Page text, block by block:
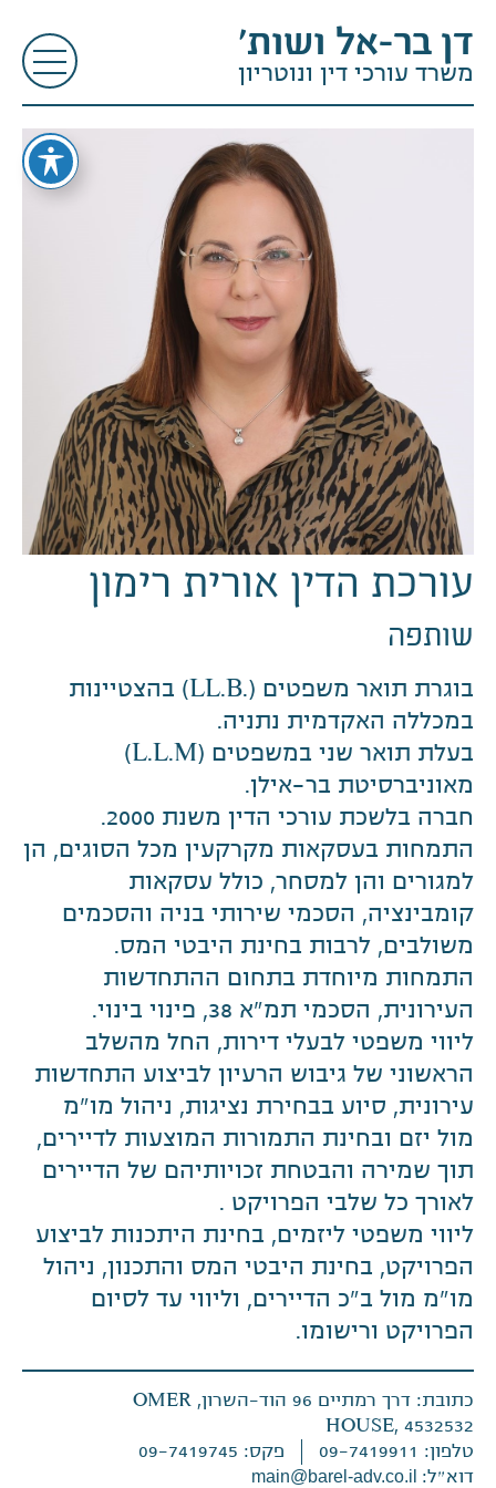
דן בר-אל ושות׳
משרד עורכי דין ונוטריון
עורכת הדין אורית רימון
שותפה
בוגרת תואר משפטים (.LL.B) בהצטיינות
במכללה האקדמית נתניה.
בעלת תואר שני במשפטים (L.L.M)
מאוניברסיטת בר-אילן.
חברה בלשכת עורכי הדין משנת 2000.
התמחות בעסקאות מקרקעין מכל הסוגים, הן
למגורים והן למסחר, כולל עסקאות
קומבינציה, הסכמי שירותי בניה והסכמים
משולבים, לרבות בחינת היבטי המס.
התמחות מיוחדת בתחום ההתחדשות
העירונית, הסכמי תמ"א 38, פינוי בינוי.
ליווי משפטי לבעלי דירות, החל מהשלב
הראשוני של גיבוש הרעיון לביצוע התחדשות
עירונית, סיוע בבחירת נציגות, ניהול מו"מ
מול יזם ובחינת התמורות המוצעות לדיירים,
תוך שמירה והבטחת זכויותיהם של הדיירים
לאורך כל שלבי הפרויקט .
ליווי משפטי ליזמים, בחינת היתכנות לביצוע
הפרויקט, בחינת היבטי המס והתכנון, ניהול
מו"מ מול ב"כ הדיירים, וליווי עד לסיום
הפרויקט ורישומו.
כתובת: דרך רמתיים 96 הוד-השרון, OMER
HOUSE, 4532532
טלפון: 09-7419911
פקס: 09-7419745
דוא״ל: